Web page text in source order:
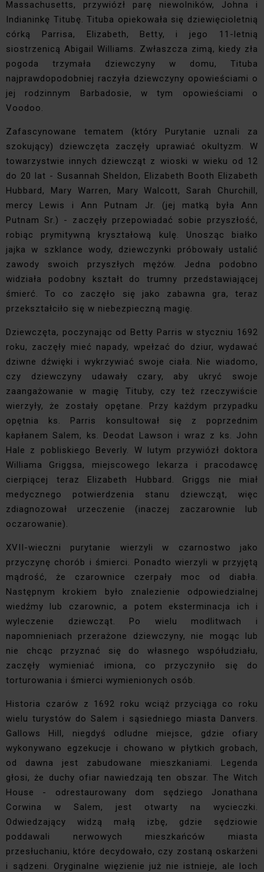
Massachusetts, przywiózł parę niewolników, Johna i
Indianinkę Titubę. Tituba opiekowała się dziewięcioletnią
córką Parrisa, Elizabeth, Betty, i jego 11-letnią
siostrzenicą Abigail Williams. Zwłaszcza zimą, kiedy zła
pogoda trzymała dziewczyny w domu, Tituba
najprawdopodobniej raczyła dziewczyny opowieściami o
jej rodzinnym Barbadosie, w tym opowieściami o
Voodoo.
Zafascynowane tematem (który Purytanie uznali za
szokujący) dziewczęta zaczęły uprawiać okultyzm. W
towarzystwie innych dziewcząt z wioski w wieku od 12
do 20 lat - Susannah Sheldon, Elizabeth Booth Elizabeth
Hubbard, Mary Warren, Mary Walcott, Sarah Churchill,
mercy Lewis i Ann Putnam Jr. (jej matką była Ann
Putnam Sr.) - zaczęły przepowiadać sobie przyszłość,
robiąc prymitywną kryształową kulę. Unosząc białko
jajka w szklance wody, dziewczynki próbowały ustalić
zawody swoich przyszłych mężów. Jedna podobno
widziała podobny kształt do trumny przedstawiającej
śmierć. To co zaczęło się jako zabawna gra, teraz
przekształciło się w niebezpieczną magię.
Dziewczęta, poczynając od Betty Parris w styczniu 1692
roku, zaczęły mieć napady, wpełzać do dziur, wydawać
dziwne dźwięki i wykrzywiać swoje ciała. Nie wiadomo,
czy dziewczyny udawały czary, aby ukryć swoje
zaangażowanie w magię Tituby, czy też rzeczywiście
wierzyły, że zostały opętane. Przy każdym przypadku
opętnia ks. Parris konsultował się z poprzednim
kapłanem Salem, ks. Deodat Lawson i wraz z ks. John
Hale z pobliskiego Beverly. W lutym przywiózł doktora
Williama Griggsa, miejscowego lekarza i pracodawcę
cierpiącej teraz Elizabeth Hubbard. Griggs nie miał
medycznego potwierdzenia stanu dziewcząt, więc
zdiagnozował urzeczenie (inaczej zaczarownie lub
oczarowanie).
XVII-wieczni purytanie wierzyli w czarnostwo jako
przyczynę chorób i śmierci. Ponadto wierzyli w przyjętą
mądrość, że ​​czarownice czerpały moc od diabła.
Następnym krokiem było znalezienie odpowiedzialnej
wiedźmy lub czarownic, a potem eksterminacja ich i
wyleczenie dziewcząt. Po wielu modlitwach i
napomnieniach przerażone dziewczyny, nie mogąc lub
nie chcąc przyznać się do własnego współudziału,
zaczęły wymieniać imiona, co przyczyniło się do
torturowania i śmierci wymienionych osób.
Historia czarów z 1692 roku wciąż przyciąga co roku
wielu turystów do Salem i sąsiedniego miasta Danvers.
Gallows Hill, niegdyś odludne miejsce, gdzie ofiary
wykonywano egzekucje i chowano w płytkich grobach,
od dawna jest zabudowane mieszkaniami. Legenda
głosi, że duchy ofiar nawiedzają ten obszar. The Witch
House - odrestaurowany dom sędziego Jonathana
Corwina w Salem, jest otwarty na wycieczki.
Odwiedzający widzą małą izbę, gdzie sędziowie
poddawali nerwowych mieszkańców miasta
przesłuchaniu, które decydowało, czy zostaną oskarżeni
i sądzeni. Oryginalne więzienie już nie istnieje, ale loch